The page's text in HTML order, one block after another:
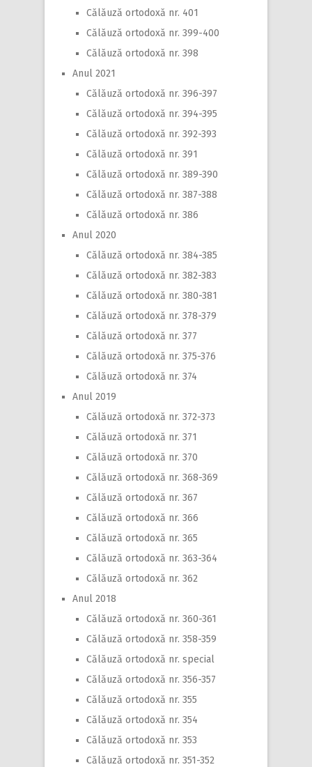
Călăuză ortodoxă nr. 401
Călăuză ortodoxă nr. 399-400
Călăuză ortodoxă nr. 398
Anul 2021
Călăuză ortodoxă nr. 396-397
Călăuză ortodoxă nr. 394-395
Călăuză ortodoxă nr. 392-393
Călăuză ortodoxă nr. 391
Călăuză ortodoxă nr. 389-390
Călăuză ortodoxă nr. 387-388
Călăuză ortodoxă nr. 386
Anul 2020
Călăuză ortodoxă nr. 384-385
Călăuză ortodoxă nr. 382-383
Călăuză ortodoxă nr. 380-381
Călăuză ortodoxă nr. 378-379
Călăuză ortodoxă nr. 377
Călăuză ortodoxă nr. 375-376
Călăuză ortodoxă nr. 374
Anul 2019
Călăuză ortodoxă nr. 372-373
Călăuză ortodoxă nr. 371
Călăuză ortodoxă nr. 370
Călăuză ortodoxă nr. 368-369
Călăuză ortodoxă nr. 367
Călăuză ortodoxă nr. 366
Călăuză ortodoxă nr. 365
Călăuză ortodoxă nr. 363-364
Călăuză ortodoxă nr. 362
Anul 2018
Călăuză ortodoxă nr. 360-361
Călăuză ortodoxă nr. 358-359
Călăuză ortodoxă nr. special
Călăuză ortodoxă nr. 356-357
Călăuză ortodoxă nr. 355
Călăuză ortodoxă nr. 354
Călăuză ortodoxă nr. 353
Călăuză ortodoxă nr. 351-352